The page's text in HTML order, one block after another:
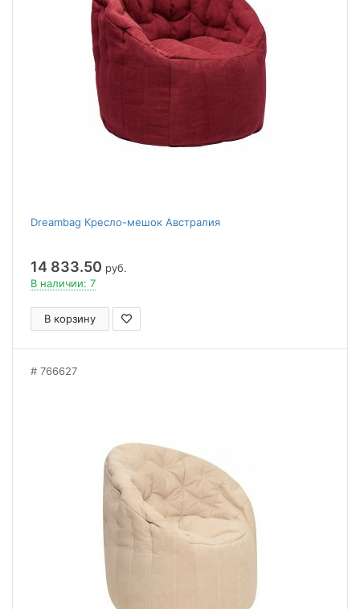
Dreambag Кресло-мешок Австралия
14 833.50 руб.
В наличии: 7
В корзину
766627